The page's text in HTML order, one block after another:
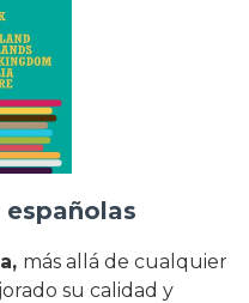
más allá de cualquier
su calidad y